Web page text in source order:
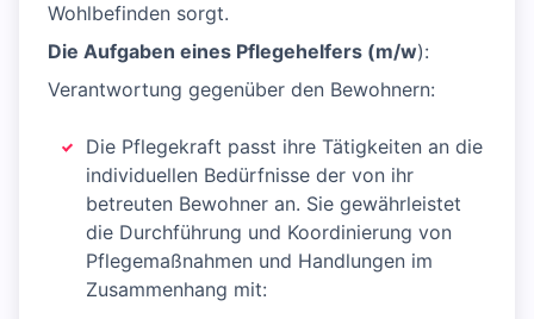
Wohlbefinden sorgt.
Die Aufgaben eines Pflegehelfers (m/w):
Verantwortung gegenüber den Bewohnern:
Die Pflegekraft passt ihre Tätigkeiten an die
individuellen Bedürfnisse der von ihr
betreuten Bewohner an. Sie gewährleistet
die Durchführung und Koordinierung von
Pflegemaßnahmen und Handlungen im
Zusammenhang mit: